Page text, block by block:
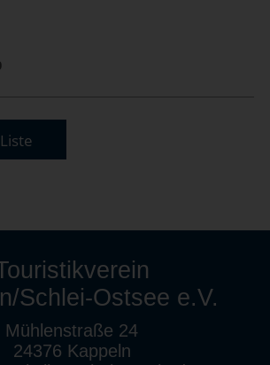
Schlei-Ostsee e.V.
Mühlenstraße 24
24376 Kappeln